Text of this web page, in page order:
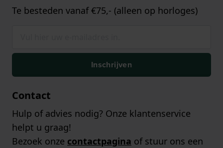
Te besteden vanaf €75,- (alleen op horloges)
Inschrijven
Contact
Hulp of advies nodig? Onze klantenservice
helpt u graag!
Bezoek onze contactpagina of stuur ons een